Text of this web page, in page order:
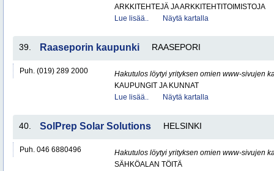
ARKKITEHTEJÄ JA ARKKITEHTITOIMISTOJA
Lue lisää..
Näytä kartalla
39. Raaseporin kaupunki RAASEPORI
Puh. (019) 289 2000
Hakutulos löytyi yrityksen omien www-sivujen
KAUPUNGIT JA KUNNAT
Lue lisää..
Näytä kartalla
40. SolPrep Solar Solutions HELSINKI
Puh. 046 6880496
Hakutulos löytyi yrityksen omien www-sivujen
SÄHKÖALAN TÖITÄ